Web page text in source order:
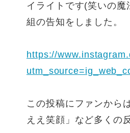
イライトです(笑いの
組の告知をしました。
https://
この投稿にファンから
ええ笑顔」など多くの